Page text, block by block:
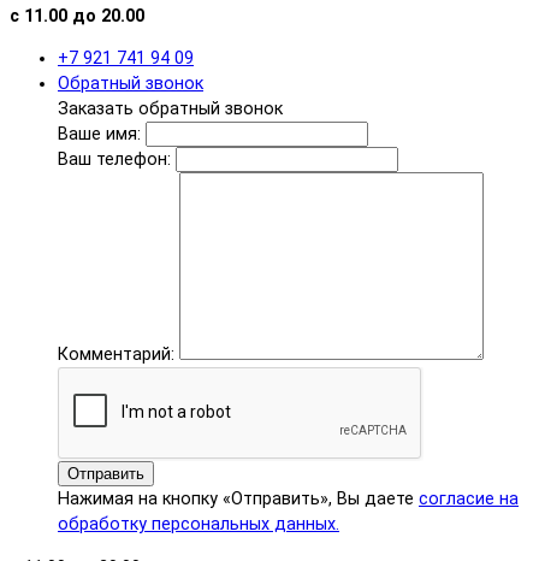
с 11.00 до 20.00
+7 921 741 94 09
Обратный звонок
Заказать обратный звонок
Ваше имя:
Ваш телефон:
Комментарий:
Отправить
Нажимая на кнопку «Отправить», Вы даете согласие на
обработку персональных данных.